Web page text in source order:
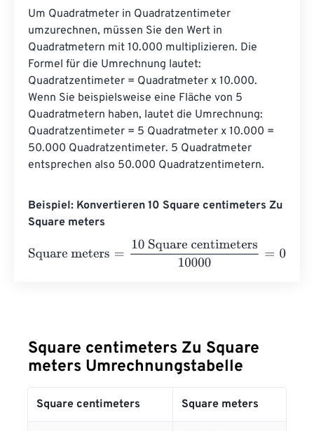
Um Quadratmeter in Quadratzentimeter
umzurechnen, müssen Sie den Wert in
Quadratmetern mit 10.000 multiplizieren. Die
Formel für die Umrechnung lautet:
Quadratzentimeter = Quadratmeter x 10.000.
Wenn Sie beispielsweise eine Fläche von 5
Quadratmetern haben, lautet die Umrechnung:
Quadratzentimeter = 5 Quadratmeter x 10.000 =
50.000 Quadratzentimeter. 5 Quadratmeter
entsprechen also 50.000 Quadratzentimetern.
Beispiel: Konvertieren 10 Square centimeters Zu
Square meters
Square meters
10 Square centimeters10000= 0.001
Square centimeters Zu Square
meters Umrechnungstabelle
Square centimeters Square meters